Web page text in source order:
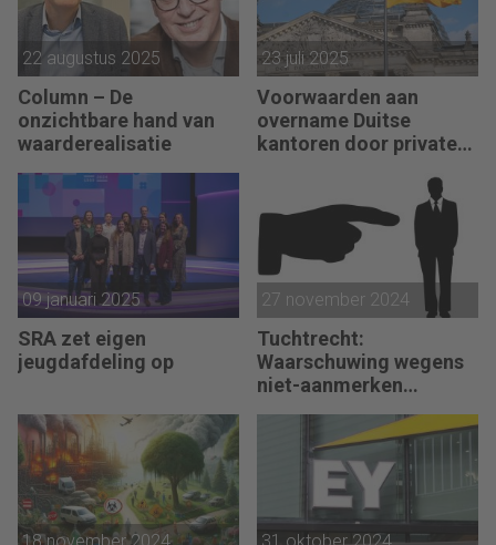
22 augustus 2025
Column – De
onzichtbare hand van
waarderealisatie
23 juli 2025
Voorwaarden aan
overname Duitse
kantoren door private
09 januari 2025
SRA zet eigen
jeugdafdeling op
27 november 2024
Tuchtrecht:
Waarschuwing wegens
niet-aanmerken
juridische kosten als
‘significante
aangelegenheid’